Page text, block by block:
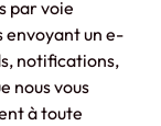
par voie
envoyant un e-
notifications,
nous vous
à toute